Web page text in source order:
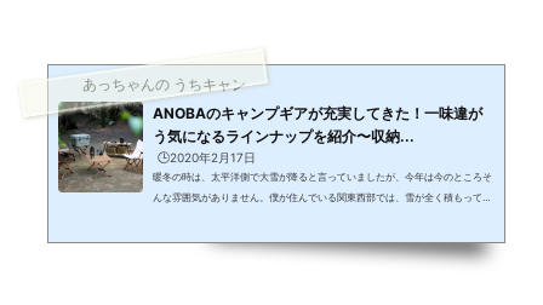
あっちゃんの うちキャン
ANOBAのキャンプギアが充実してきた！一味違が
う気になるラインナップを紹介〜収納...
🕒️2020年2月17日
暖冬の時は、太平洋側で大雪が降ると言っていましたが、今年は今のところそ
んな雰囲気がありません。僕が住んでいる関東西部では、雪が全く積もってい
真冬のキャンプに行く事ができません。その為、毎年この時期はウズウズとし